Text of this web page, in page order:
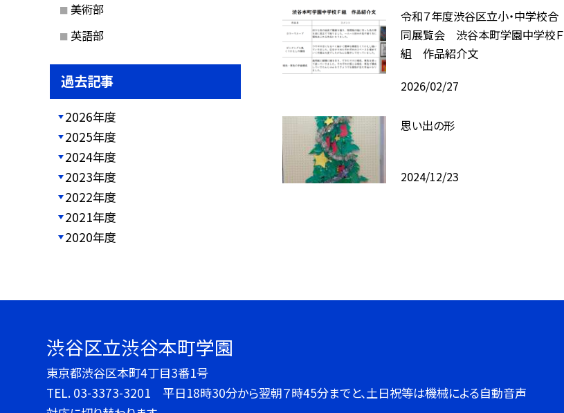
令和７年度渋谷区立小・中学校合
同展覧会 渋谷本町学園中学校Ｆ
組 作品紹介文
2026/02/27
思い出の形
2024/12/23
美術部
英語部
過去記事
2026年度
2025年度
2024年度
2023年度
2022年度
2021年度
2020年度
渋谷区立渋谷本町学園
東京都渋谷区本町4丁目3番1号
TEL. 03-3373-3201 平日18時30分から翌朝７時45分までと、土日祝等は機械による自動音声